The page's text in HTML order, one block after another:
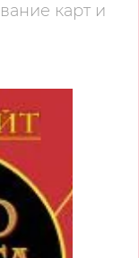
карт и